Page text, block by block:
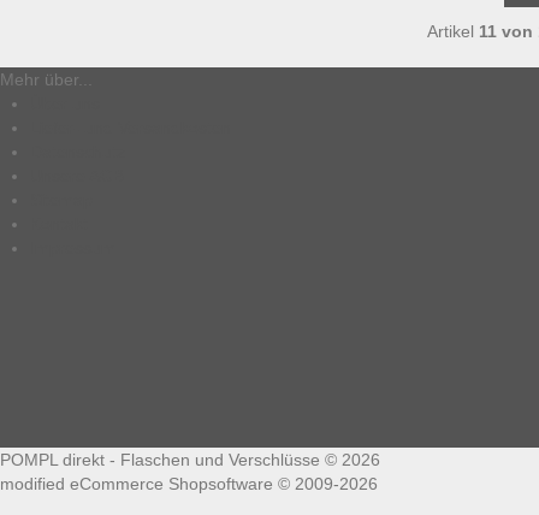
Artikel 11 von
Mehr über...
POMPL direkt - Flaschen und Verschlüsse © 2026
modified eCommerce Shopsoftware © 2009-2026